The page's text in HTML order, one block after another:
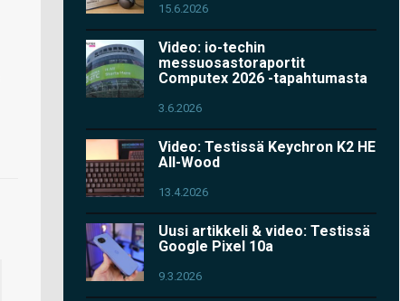
15.6.2026
Video: io-techin
messuosastoraportit
Computex 2026 -tapahtumasta
3.6.2026
Video: Testissä Keychron K2 HE
All-Wood
13.4.2026
Uusi artikkeli & video: Testissä
Google Pixel 10a
9.3.2026